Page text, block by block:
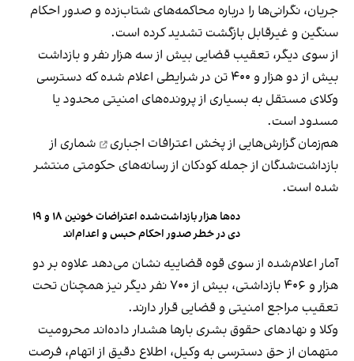
جریان، نگرانی‌ها را درباره محاکمه‌های شتاب‌زده و صدور احکام
سنگین و غیرقابل بازگشت تشدید کرده است.
از سوی دیگر، تعقیب قضایی بیش از سه هزار نفر و بازداشت
بیش از دو هزار و ۴۰۰ تن در شرایطی اعلام شده که دسترسی
وکلای مستقل به بسیاری از پرونده‌های امنیتی محدود یا
مسدود است.
هم‌زمان گزارش‌هایی از پخش اعترافات اجباری
شماری از
بازداشت‌شدگان از جمله کودکان از رسانه‌های حکومتی منتشر
شده است.
ده‌ها هزار بازداشت‌شده اعتراضات خونین ۱۸ و ۱۹
دی در خطر صدور احکام حبس و اعدام‌اند
آمار اعلام‌شده از سوی قوه قضاییه نشان می‌دهد علاوه بر دو
هزار و ۴۰۶ بازداشتی، بیش از ۷۰۰ نفر دیگر نیز همچنان تحت
تعقیب مراجع امنیتی و قضایی قرار دارند.
وکلا و نهادهای حقوق بشری بارها هشدار داده‌اند محرومیت
متهمان از حق دسترسی به وکیل، اطلاع دقیق از اتهام، فرصت